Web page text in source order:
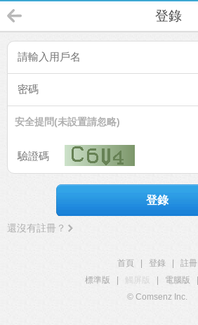
登錄
安全提問(未設置請忽略)
登錄
還沒有註冊？
首頁 登錄
註冊
標準版
觸屏版 電腦版
© Comsenz Inc.